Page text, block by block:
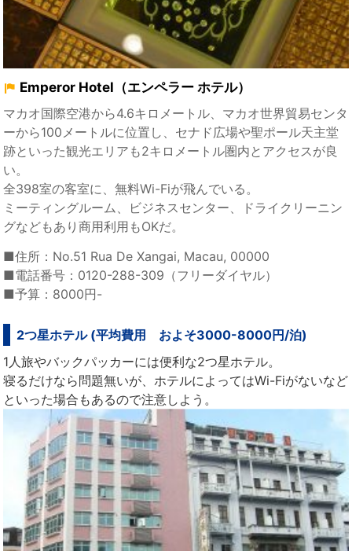
Emperor Hotel（エンペラー ホテル）
マカオ国際空港から4.6キロメートル、マカオ世界貿易センタ
ーから100メートルに位置し、セナド広場や聖ポール天主堂
跡といった観光エリアも2キロメートル圏内とアクセスが良
い。
全398室の客室に、無料Wi-Fiが飛んでいる。
ミーティングルーム、ビジネスセンター、ドライクリーニン
グなどもあり商用利用もOKだ。
■住所：No.51 Rua De Xangai, Macau, 00000
■電話番号：‏‎0120-288-309（フリーダイヤル）
■予算：8000円-
2つ星ホテル (平均費用 およそ3000-8000円/泊)
1人旅やバックパッカーには便利な2つ星ホテル。
寝るだけなら問題無いが、ホテルによってはWi-Fiがないなど
といった場合もあるので注意しよう。